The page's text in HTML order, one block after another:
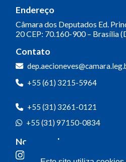
Endereço
Câmara dos Deputados Ed.
20CEP: 70.160-900 – Brasília
Contato
+55 (61) 3215-5964
+55 (31) 3261-0121
+55 (31) 97150-0834
Nossas redes